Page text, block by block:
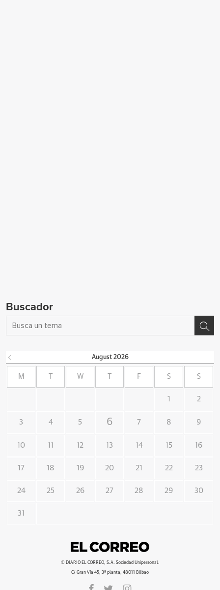
Buscador
August 2026
M W F S S
1 2
3 4 5 6 7 8 9
10 11 12 13 14 15 16
17 18 19 20 21 22 23
24 25 26 27 28 29 30
31
© DIARIO EL CORREO, S.A. Sociedad Unipersonal.
C/ Gran Vía 45, 3ª planta, 48011 Bilbao